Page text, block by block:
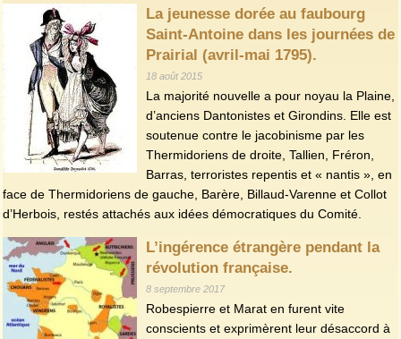
La jeunesse dorée au faubourg
Saint-Antoine dans les journées de
Prairial (avril-mai 1795).
18 août 2015
La majorité nouvelle a pour noyau la Plaine,
d’anciens Dantonistes et Girondins. Elle est
soutenue contre le jacobinisme par les
Thermidoriens de droite, Tallien, Fréron,
Barras, terroristes repentis et « nantis », en
face de Thermidoriens de gauche, Barère, Billaud-Varenne et Collot
d’Herbois, restés attachés aux idées démocratiques du Comité.
L’ingérence étrangère pendant la
révolution française.
8 septembre 2017
Robespierre et Marat en furent vite
conscients et exprimèrent leur désaccord à